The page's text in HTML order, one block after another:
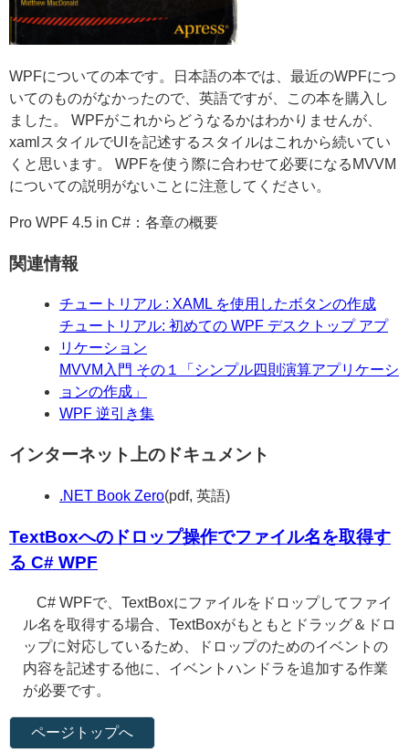
WPFについての本です。日本語の本では、最近のWPFにつ
いてのものがなかったので、英語ですが、この本を購入し
ました。 WPFがこれからどうなるかはわかりませんが、
xamlスタイルでUIを記述するスタイルはこれから続いてい
くと思います。 WPFを使う際に合わせて必要になるMVVM
についての説明がないことに注意してください。
Pro WPF 4.5 in C#：各章の概要
関連情報
チュートリアル : XAML を使用したボタンの作成
チュートリアル: 初めての WPF デスクトップ アプ
リケーション
MVVM入門 その１「シンプル四則演算アプリケーシ
ョンの作成」
WPF 逆引き集
インターネット上のドキュメント
.NET Book Zero(pdf, 英語)
TextBoxへのドロップ操作でファイル名を取得す
る C# WPF
C# WPFで、TextBoxにファイルをドロップしてファイ
ル名を取得する場合、TextBoxがもともとドラッグ＆ドロ
ップに対応しているため、ドロップのためのイベントの
内容を記述する他に、イベントハンドラを追加する作業
が必要です。
ページトップへ